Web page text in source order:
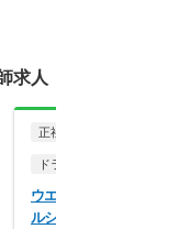
求人
正社員
ドラッグストア（調剤併設
ウエルシア薬局株式会社
ルシア富士五味島店